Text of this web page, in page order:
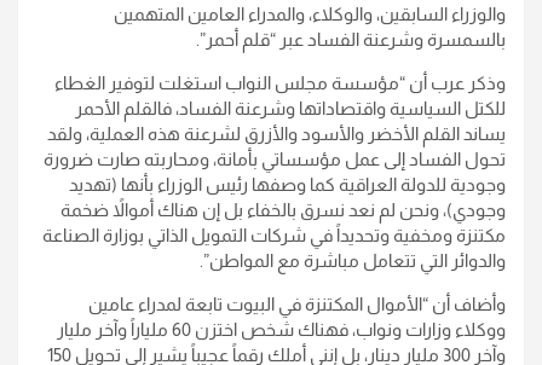
والوزراء السابقين، والوكلاء، والمدراء العامين المتهمين
بالسمسرة وشرعنة الفساد عبر “قلم أحمر”.
وذكر عرب أن “مؤسسة مجلس النواب استغلت لتوفير الغطاء
للكتل السياسية واقتصاداتها وشرعنة الفساد، فالقلم الأحمر
يساند القلم الأخضر والأسود والأزرق لشرعنة هذه العملية، ولقد
تحول الفساد إلى عمل مؤسساتي بأمانة، ومحاربته صارت ضرورة
وجودية للدولة العراقية كما وصفها رئيس الوزراء بأنها (تهديد
وجودي)، ونحن لم نعد نسرق بالخفاء بل إن هناك أموالاً ضخمة
مكتنزة ومخفية وتحديداً في شركات التمويل الذاتي بوزارة الصناعة
والدوائر التي تتعامل مباشرة مع المواطن”.
وأضاف أن “الأموال المكتنزة في البيوت تابعة لمدراء عامين
ووكلاء وزارات ونواب، فهناك شخص اختزن 60 ملياراً وآخر مليار
وآخر 300 مليار دينار، بل إنني أملك رقماً عجيباً يشير إلى تحويل 150